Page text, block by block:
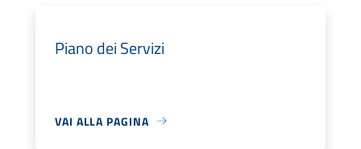
Piano dei Servizi
VAI ALLA PAGINA